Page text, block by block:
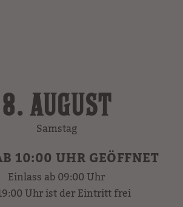
8. AUGUST
Samstag
10:00 UHR GEÖFFNET
Einlass ab 09:00 Uhr
Uhr ist der Eintritt frei